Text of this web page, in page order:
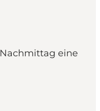
eine